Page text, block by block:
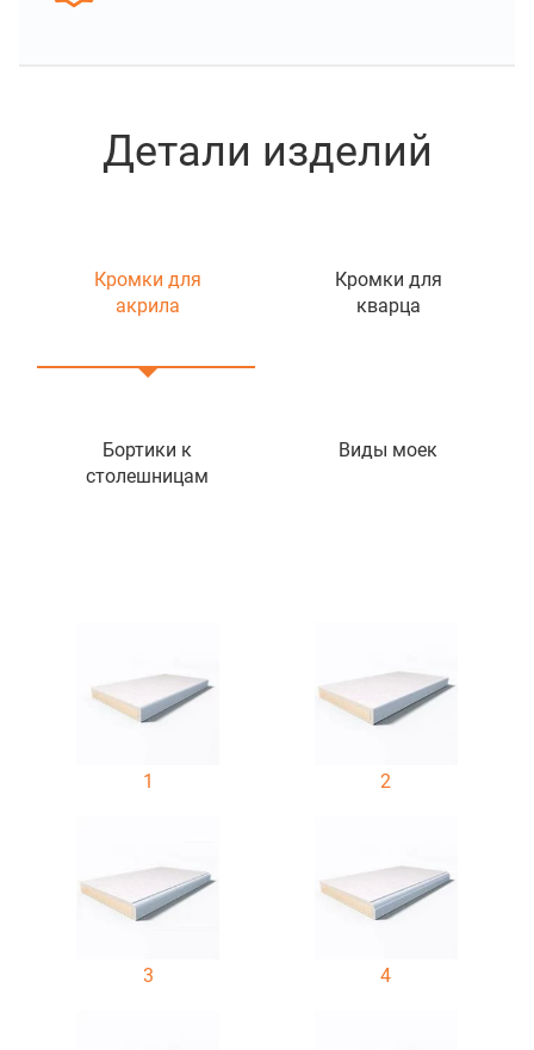
Детали изделий
Кромки для
акрила
Кромки для
кварца
Бортики к
столешницам
Виды моек
1 2
3 4